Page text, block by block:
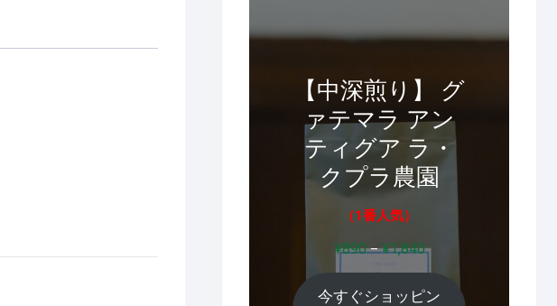
【中深煎り】 グ
ァテマラ アン
ティグア ラ・
クプラ農園
（1番人気）
¥890 –¥1,840価
¥890
今すぐショッピン